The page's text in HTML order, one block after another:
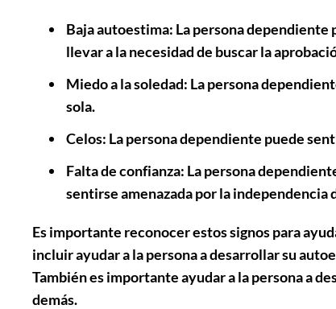
Baja autoestima: La persona dependiente
llevar a la necesidad de buscar la
Miedo a la soledad: La persona
sola.
Celos: La persona dependiente puede
Falta de confianza: La persona
sentirse amenazada por la independencia
Es importante reconocer estos signos para
incluir ayudar a la persona a desarrollar su
También es importante ayudar a la persona a
demás.